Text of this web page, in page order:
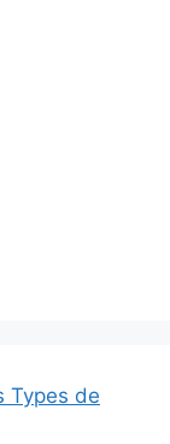
Types de